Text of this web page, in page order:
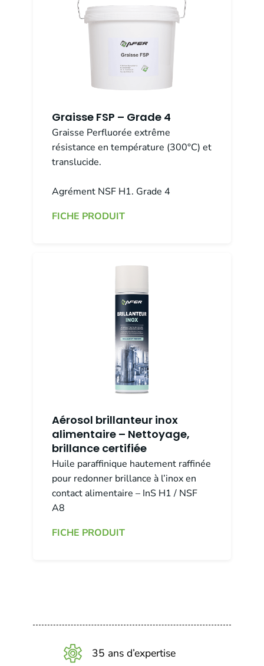
Graisse FSP – Grade 4
Graisse Perfluorée extrême
résistance en température (300°C) et
translucide.
Agrément NSF H1. Grade 4
FICHE PRODUIT
Aérosol brillanteur inox
alimentaire – Nettoyage,
brillance certifiée
Huile paraffinique hautement raffinée
pour redonner brillance à l’inox en
contact alimentaire – InS H1 / NSF
A8
FICHE PRODUIT
35 ans d’expertise